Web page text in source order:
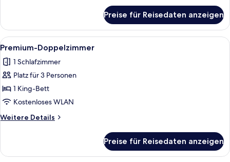
Zimmer
Preise für Reisedaten anzeigen
Alle
Fotos
für
Premium-
Doppelzimmer
anzeigen
Ein modernes Hotelzimmer mit
4
Premium-Doppelzimmer
1 Schlafzimmer
Platz für 3 Personen
1 King-Bett
Kostenloses WLAN
Weitere Details
Weitere
Doppelzimmer
Preise für Reisedaten anzeigen